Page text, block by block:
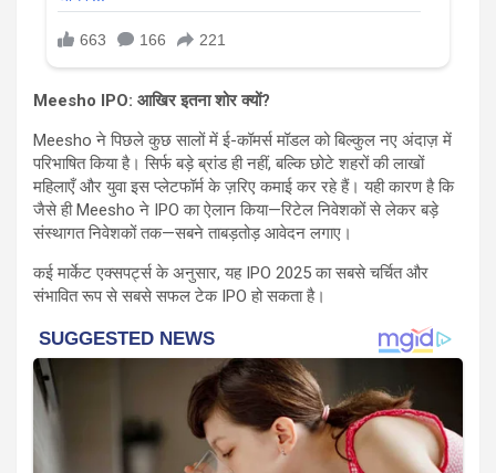
Meesho IPO: आखिर इतना शोर क्यों?
Meesho ने पिछले कुछ सालों में ई-कॉमर्स मॉडल को बिल्कुल नए अंदाज़ में
परिभाषित किया है। सिर्फ बड़े ब्रांड ही नहीं, बल्कि छोटे शहरों की लाखों
महिलाएँ और युवा इस प्लेटफॉर्म के ज़रिए कमाई कर रहे हैं। यही कारण है कि
जैसे ही Meesho ने IPO का ऐलान किया—रिटेल निवेशकों से लेकर बड़े
संस्थागत निवेशकों तक—सबने ताबड़तोड़ आवेदन लगाए।
कई मार्केट एक्सपर्ट्स के अनुसार, यह IPO 2025 का सबसे चर्चित और
संभावित रूप से सबसे सफल टेक IPO हो सकता है।